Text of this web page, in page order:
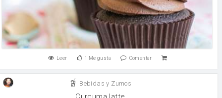
Leer 1 Me gusta Comentar
Bebidas y Zumos